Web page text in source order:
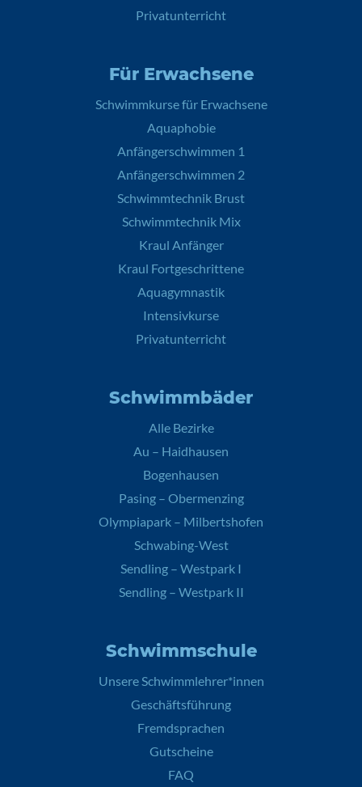
Privatunterricht
Für Erwachsene
Schwimmkurse für Erwachsene
Aquaphobie
Anfängerschwimmen 1
Anfängerschwimmen 2
Schwimmtechnik Brust
Schwimmtechnik Mix
Kraul Anfänger
Kraul Fortgeschrittene
Aquagymnastik
Intensivkurse
Privatunterricht
Schwimmbäder
Alle Bezirke
Au – Haidhausen
Bogenhausen
Pasing – Obermenzing
Olympiapark – Milbertshofen
Schwabing-West
Sendling – Westpark I
Sendling – Westpark II
Schwimmschule
Unsere Schwimmlehrer*innen
Geschäftsführung
Fremdsprachen
Gutscheine
FAQ